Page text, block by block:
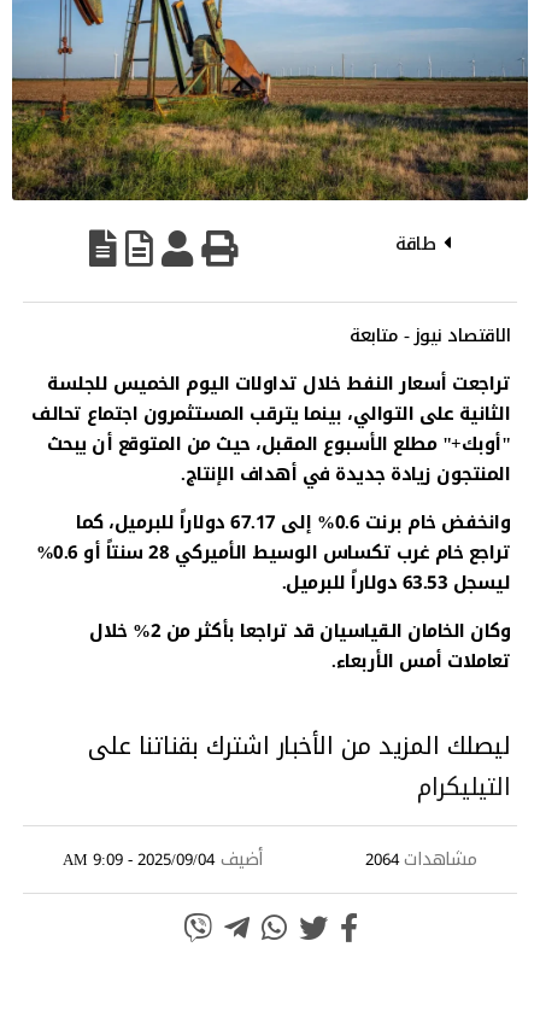
طاقة
الاقتصاد نيوز - متابعة
تراجعت أسعار النفط خلال تداولات اليوم الخميس للجلسة
الثانية على التوالي، بينما يترقب المستثمرون اجتماع تحالف
"أوبك+" مطلع الأسبوع المقبل، حيث من المتوقع أن يبحث
المنتجون زيادة جديدة في أهداف الإنتاج.
وانخفض خام برنت 0.6% إلى 67.17 دولاراً للبرميل، كما
تراجع خام غرب تكساس الوسيط الأميركي 28 سنتاً أو 0.6%
ليسجل 63.53 دولاراً للبرميل.
وكان الخامان القياسيان قد تراجعا بأكثر من 2% خلال
تعاملات أمس الأربعاء.
ليصلك المزيد من الأخبار اشترك بقناتنا على
التيليكرام
مشاهدات2064 أضيف2025/09/04 - 9:09 AM